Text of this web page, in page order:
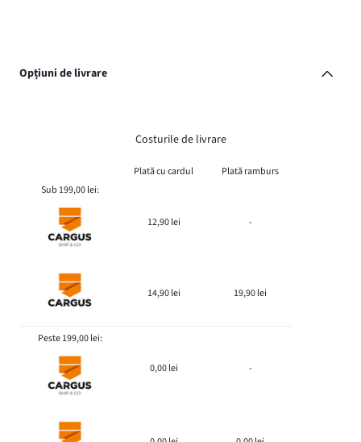
Opțiuni de livrare
Costurile de livrare
Plată cu cardul
Plată ramburs
Sub 199,00 lei:
12,90 lei -
14,90 lei 19,90 lei
Peste 199,00 lei:
0,00 lei -